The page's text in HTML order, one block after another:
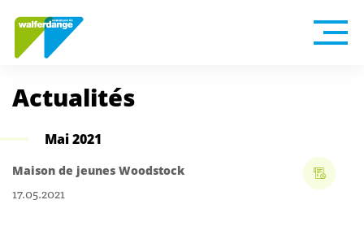
Actualités
Mai 2021
Maison de jeunes Woodstock
17.05.2021